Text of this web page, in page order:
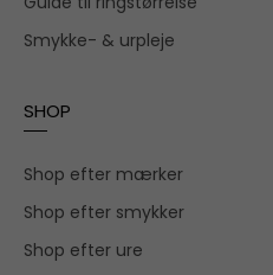
Smykke- & urpleje
SHOP
Shop efter mærker
Shop efter smykker
Shop efter ure